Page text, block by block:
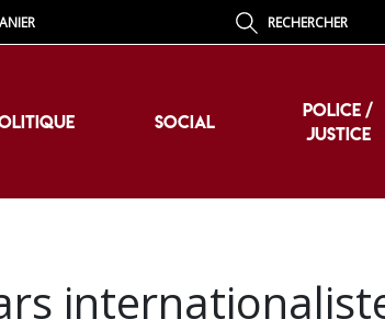
RECHERCHER
SOCIAL
POLICE /
JUSTICE
SOCIAL
POLICE /
JUSTICE